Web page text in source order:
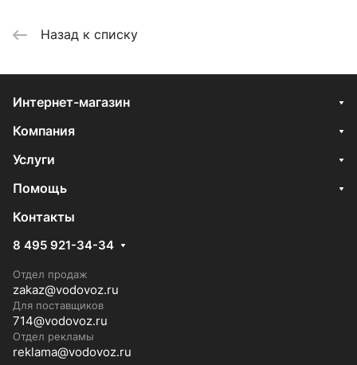
Назад к списку
Интернет-магазин
Компания
Услуги
Помощь
Контакты
8 495 921-34-34
Отдел продаж
zakaz@vodovoz.ru
Для поставщиков
714@vodovoz.ru
Отдел рекламы
reklama@vodovoz.ru